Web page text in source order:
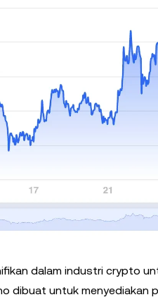
dalam industri crypto
dibuat untuk menyediakan